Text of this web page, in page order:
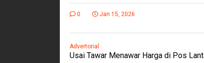
0 Jan 15, 2026
Advertorial
Usai Tawar Menawar Harga di Pos